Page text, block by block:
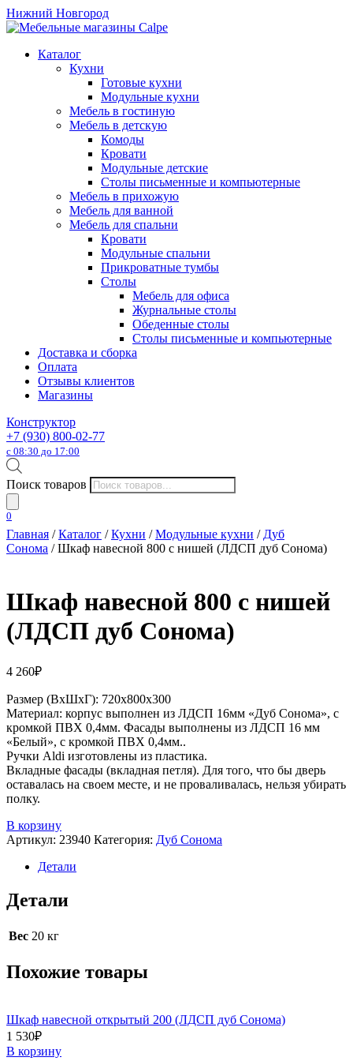
Нижний Новгород
Каталог
Кухни
Готовые кухни
Модульные кухни
Мебель в гостиную
Мебель в детскую
Комоды
Кровати
Модульные детские
Столы письменные и компьютерные
Мебель в прихожую
Мебель для ванной
Мебель для спальни
Кровати
Модульные спальни
Прикроватные тумбы
Столы
Мебель для офиса
Журнальные столы
Обеденные столы
Столы письменные и компьютерные
Доставка и сборка
Оплата
Отзывы клиентов
Магазины
Конструктор
+7 (930) 800-02-77
с 08:30 до 17:00
Поиск товаров
0
Главная /Каталог /Кухни /Модульные кухни / Дуб
Сонома / Шкаф навесной 800 с нишей (ЛДСП дуб Сонома)
Шкаф навесной 800 с нишей
(ЛДСП дуб Сонома)
4 260₽
Размер (ВхШхГ): 720х800х300
Материал: корпус выполнен из ЛДСП 16мм «Дуб Сонома», с
кромкой ПВХ 0,4мм. Фасады выполнены из ЛДСП 16 мм
«Белый», с кромкой ПВХ 0,4мм..
Ручки Aldi изготовлены из пластика.
Вкладные фасады (вкладная петля). Для того, что бы дверь
оставалась на своем месте, и не проваливалась, нельзя убирать
полку.
В корзину
Артикул: 23940 Категория: Дуб Сонома
Детали
Детали
Вес 20 кг
Похожие товары
Шкаф навесной открытый 200 (ЛДСП дуб Сонома)
1 530₽
В корзину